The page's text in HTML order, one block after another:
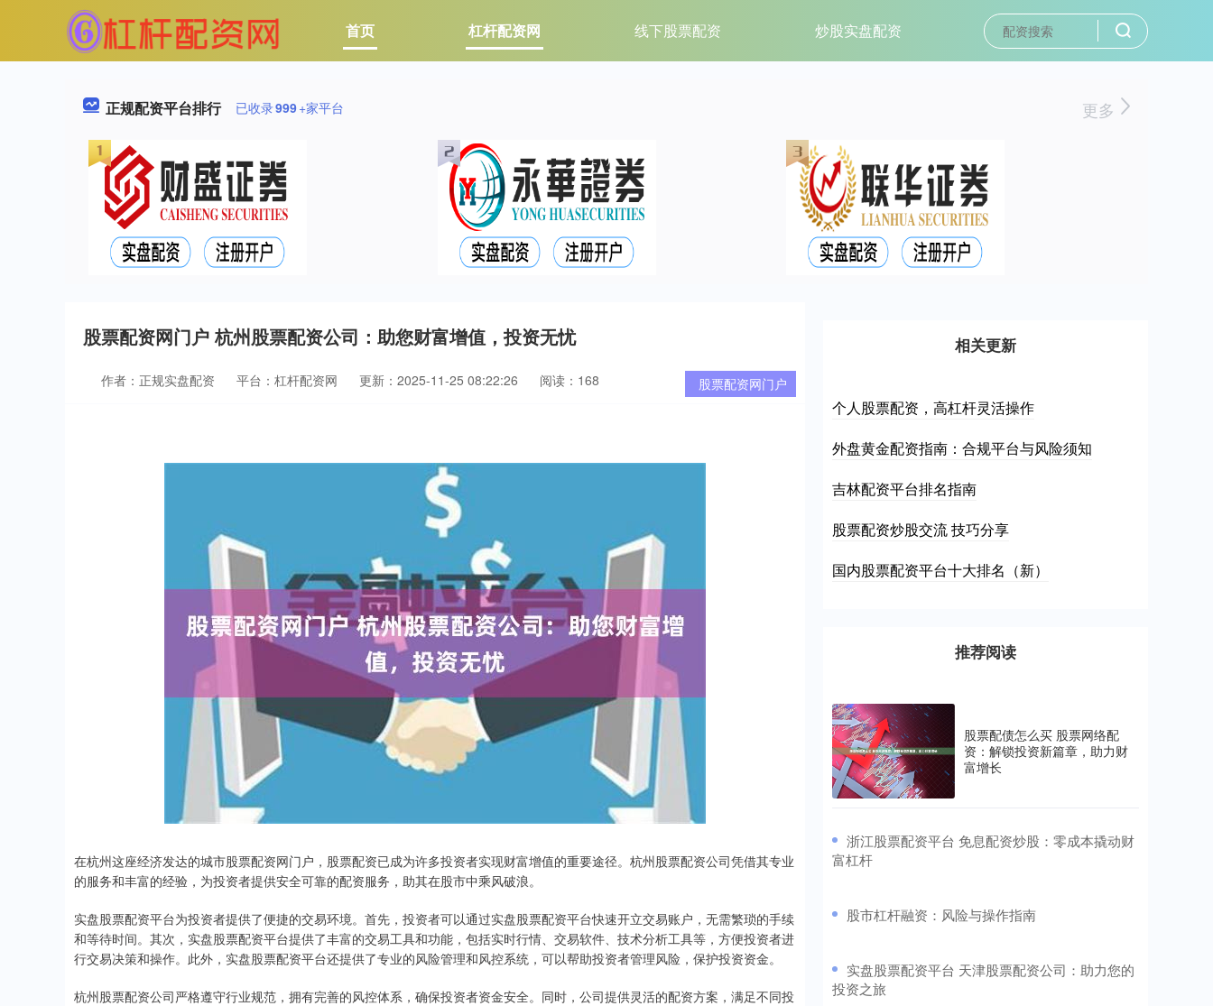
首页 杠杆配资网 线下股票配资 炒股实盘配资
正规配资平台排行 已收录999+家平台 更多
股票配资网门户 杭州股票配资公司：助您财富增值，投资无忧
股票配资网门户
作者：正规实盘配资 平台：杠杆配资网 更新：2025-11-25 08:22:26 阅读：168
在杭州这座经济发达的城市股票配资网门户，股票配资已成为许多投资者实现财富增值的重要途径。杭州股票配资公司凭借其专业
的服务和丰富的经验，为投资者提供安全可靠的配资服务，助其在股市中乘风破浪。
实盘股票配资平台为投资者提供了便捷的交易环境。首先，投资者可以通过实盘股票配资平台快速开立交易账户，无需繁琐的手续
和等待时间。其次，实盘股票配资平台提供了丰富的交易工具和功能，包括实时行情、交易软件、技术分析工具等，方便投资者进
行交易决策和操作。此外，实盘股票配资平台还提供了专业的风险管理和风控系统，可以帮助投资者管理风险，保护投资资金。
杭州股票配资公司严格遵守行业规范，拥有完善的风控体系，确保投资者资金安全。同时，公司提供灵活的配资方案，满足不同投
相关更新
个人股票配资，高杠杆灵活操作
外盘黄金配资指南：合规平台与风险须知
吉林配资平台排名指南
股票配资炒股交流 技巧分享
国内股票配资平台十大排名（新）
推荐阅读
股票配债怎么买 股票网络配
资：解锁投资新篇章，助力财
富增长
​浙江股票配资平台 免息配资炒股：零成本撬动财
富杠杆
​股市杠杆融资：风险与操作指南
​实盘股票配资平台 天津股票配资公司：助力您的
投资之旅